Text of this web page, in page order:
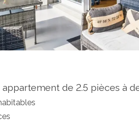
de 2.5 pièces à